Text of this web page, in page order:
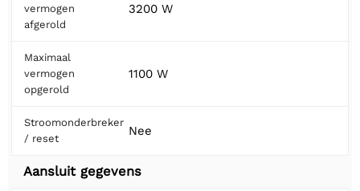
vermogen
afgerold
3200 W
Maximaal
vermogen
opgerold
1100 W
Stroomonderbreker
/ reset
Nee
Aansluit gegevens